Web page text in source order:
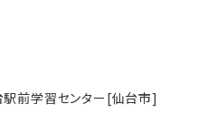
駅前学習センター[仙台市]